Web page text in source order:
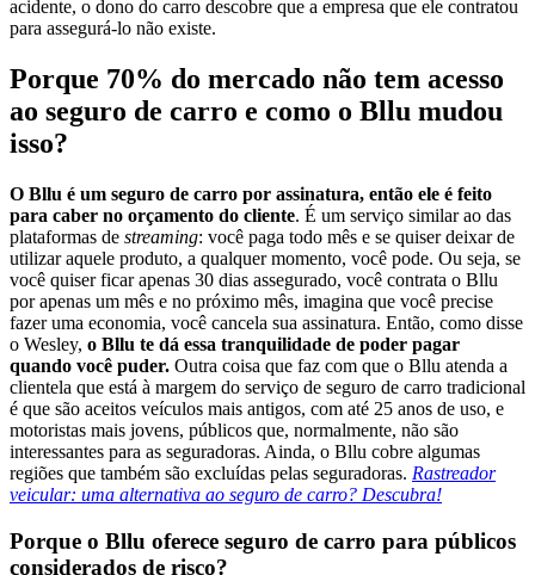
acidente, o dono do carro descobre que a empresa que ele contratou
para assegurá-lo não existe.
Porque 70% do mercado não tem acesso
ao seguro de carro e como o Bllu mudou
isso?
O Bllu é um seguro de carro por assinatura, então ele é feito
para caber no orçamento do cliente. É um serviço similar ao das
plataformas de streaming: você paga todo mês e se quiser deixar de
utilizar aquele produto, a qualquer momento, você pode. Ou seja, se
você quiser ficar apenas 30 dias assegurado, você contrata o Bllu
por apenas um mês e no próximo mês, imagina que você precise
fazer uma economia, você cancela sua assinatura. Então, como disse
o Wesley, o Bllu te dá essa tranquilidade de poder pagar
quando você puder. Outra coisa que faz com que o Bllu atenda a
clientela que está à margem do serviço de seguro de carro tradicional
é que são aceitos veículos mais antigos, com até 25 anos de uso, e
motoristas mais jovens, públicos que, normalmente, não são
interessantes para as seguradoras. Ainda, o Bllu cobre algumas
regiões que também são excluídas pelas seguradoras. Rastreador
veicular: uma alternativa ao seguro de carro? Descubra!
Porque o Bllu oferece seguro de carro para públicos
considerados de risco?